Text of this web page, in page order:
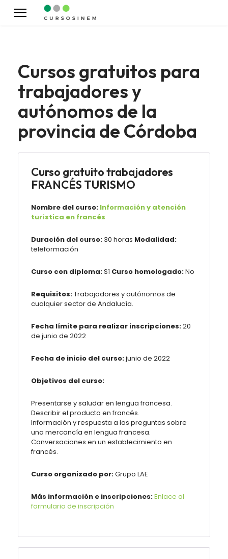
Cursos gratuitos para
trabajadores y
autónomos de la
provincia de Córdoba
Curso gratuito trabajadores
FRANCÉS TURISMO
Nombre del curso: Información y atención
turística en francés
Duración del curso: 30 horas Modalidad:
teleformación
Curso con diploma:Sí Curso homologado:No
Requisitos:Trabajadores y autónomos de
cualquier sector de Andalucía.
Fecha límite para realizar inscripciones:20
de junio de 2022
Fecha de inicio del curso:junio de 2022
Objetivos del curso:
Presentarse y saludar en lengua francesa.
Describir el producto en francés.
Información y respuesta a las preguntas sobre
una mercancía en lengua francesa.
Conversaciones en un establecimiento en
francés.
Curso organizado por:Grupo LAE
Más información e inscripciones:Enlace al
formulario de inscripción